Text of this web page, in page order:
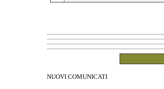
NUOVI COMUNICATI